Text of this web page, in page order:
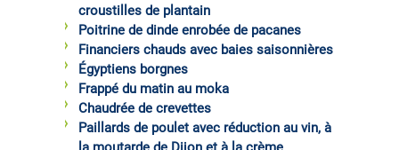
croustilles de plantain
Poitrine de dinde enrobée de pacanes
Financiers chauds avec baies saisonnières
Égyptiens borgnes
Frappé du matin au moka
Chaudrée de crevettes
Paillards de poulet avec réduction au vin, à